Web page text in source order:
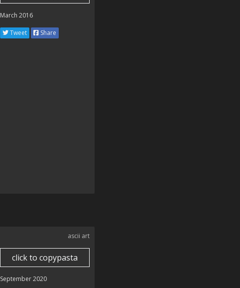
March 2016
Tweet Share
ascii art
click to copypasta
September 2020